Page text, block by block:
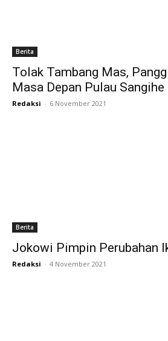
Berita
Tolak Tambang Mas,
Masa Depan Pulau Sangihe
Redaksi - 6 November 2021
Berita
Jokowi Pimpin Perubahan
Redaksi - 4 November 2021